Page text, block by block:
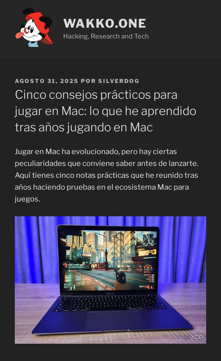
contenido
WAKKO.ONE
Hacking, Research and Tech
PUBLICADO
EL
AGOSTO 31, 2025 POR SILVERDOG
Cinco consejos prácticos para
jugar en Mac: lo que he aprendido
tras años jugando en Mac
Jugar en Mac ha evolucionado, pero hay ciertas
peculiaridades que conviene saber antes de lanzarte.
Aquí tienes cinco notas prácticas que he reunido tras
años haciendo pruebas en el ecosistema Mac para
juegos.